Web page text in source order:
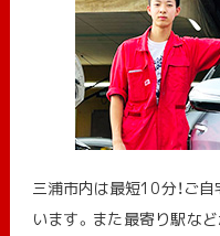
三浦市内は最短10分！ご
います。また最寄り駅な